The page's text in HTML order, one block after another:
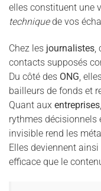
elles constituent une
techniquede vos
Chez les journalistes,
contacts supposés
Du côté des ONG,
bailleurs de fonds et
Quant aux entreprises
rythmes décisionnels
invisible rend les
Elles deviennent
efficace que le